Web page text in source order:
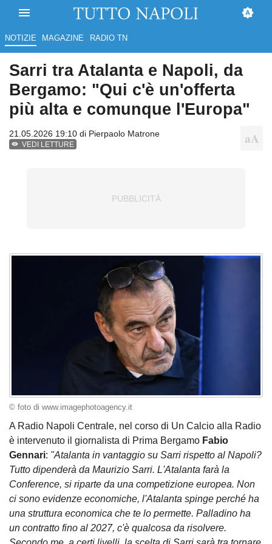
NOTIZIE MAGAZINE RADIO TN
Sarri tra Atalanta e Napoli, da
Bergamo: "Qui c'è un'offerta
più alta e comunque l'Europa"
21.05.2026 19:10 di Pierpaolo Matrone
VEDI LETTURE
© foto di www.imagephotoagency.it
A Radio Napoli Centrale, nel corso di Un Calcio alla Radio
è intervenuto il giornalista di Prima Bergamo Fabio
Gennari: "Atalanta in vantaggio su Sarri rispetto al Napoli?
Tutto dipenderà da Maurizio Sarri. L'Atalanta farà la
Conference, si riparte da una competizione europea. Non
ci sono evidenze economiche, l'Atalanta spinge perché ha
una struttura economica che te lo permette. Palladino ha
un contratto fino al 2027, c'è qualcosa da risolvere.